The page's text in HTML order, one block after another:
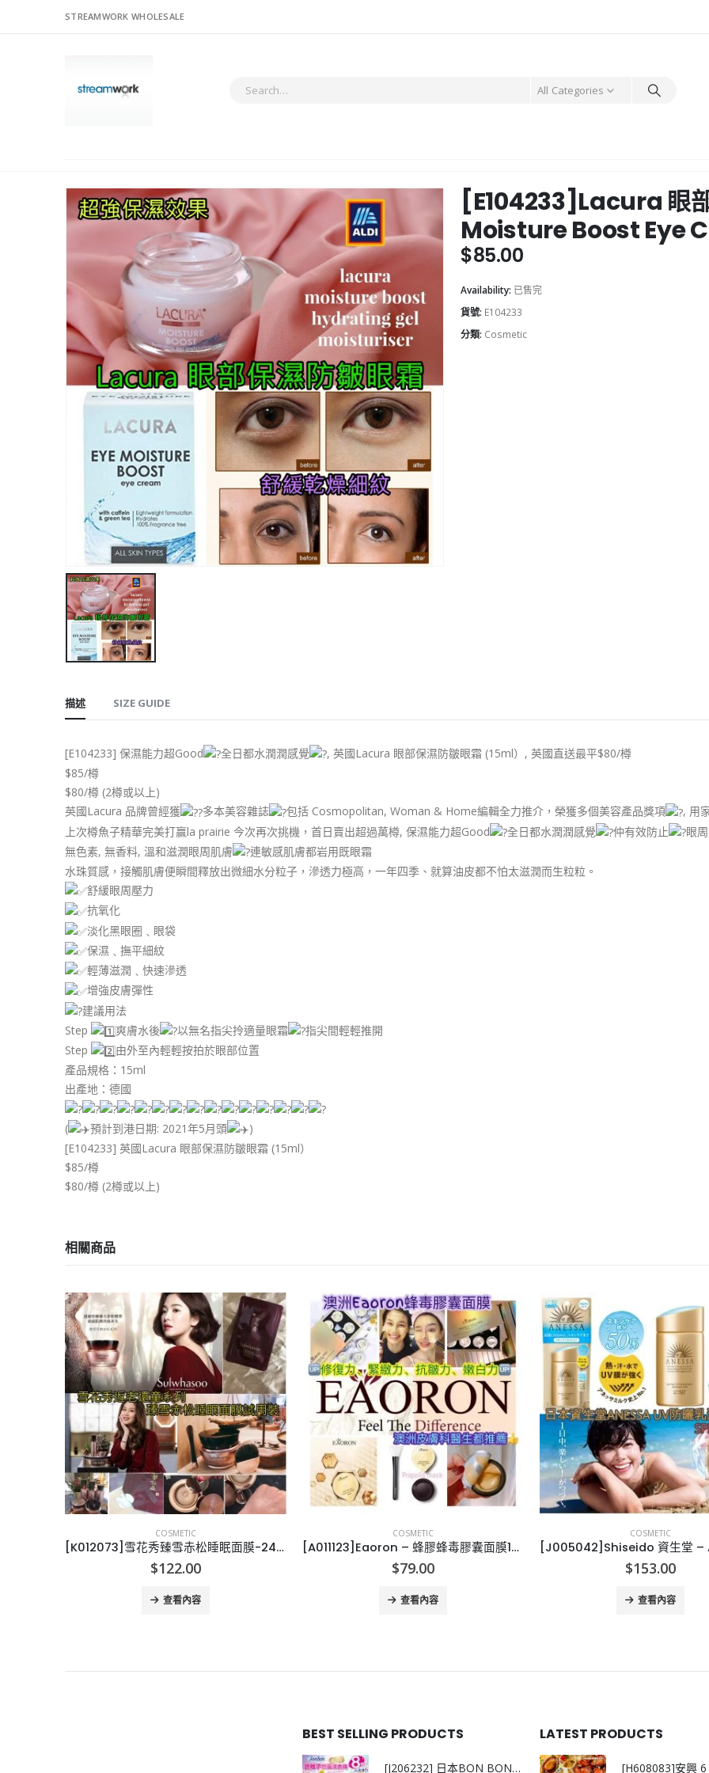
STREAMWORK WHOLESALE
All Categories
[E104233]Lacura 眼
Moisture Boost Eye
$85.00
Availability: 已售完
貨號: E104233
分類: Cosmetic
描述 SIZE GUIDE
[E104233] 保濕能力超Good 全日都水潤潤感覺
, 英國Lacura 眼部保濕防皺眼霜 (15ml）, 英國直送最平$80/樽
$85/樽
$80/樽 (2樽或以上)
英國Lacura 品牌曾經獲
多本美容雜誌 包括 Cosmopolitan, Woman & Home編輯全力推介，榮獲多個美容產品獎項
, 用
上次樽魚子精華完美打贏la prairie 今次再次挑機，首日賣出超過萬樽, 保濕能力超Good
全日都水潤潤感覺 仲有效防止
眼
無色素, 無香料, 溫和滋潤眼周肌膚
連敏感肌膚都岩用既眼霜
水珠質感，接觸肌膚便瞬間釋放出微細水分粒子，滲透力極高，一年四季、就算油皮都不怕太滋潤而生粒粒。
舒緩眼周壓力
抗氧化
淡化黑眼圈﹑眼袋
保濕﹑撫平細紋
輕薄滋潤﹑快速滲透
增強皮膚彈性
建議用法
Step
爽膚水後 以無名指尖拎適量眼霜
指尖間輕輕推開
Step
由外至內輕輕按拍於眼部位置
產品規格：15ml
出產地：德國
( 預計到港日期: 2021年5月頭
)
[E104233] 英國Lacura 眼部保濕防皺眼霜 (15ml）
$85/樽
$80/樽 (2樽或以上)
相關商品
COSMETIC
[K012073]雪花秀臻雪赤松睡眠面膜-24片
$122.00
查看內容
COSMETIC
[A011123]Eaoron – 蜂膠蜂毒膠囊面膜10ml*8杯
$79.00
查看內容
COSMETIC
$153.00
查看內容
BEST SELLING PRODUCTS
[J206232] 日本BON BON銀離子抗菌啫喱洗衣珠 (80粒)
LATEST PRODUCTS